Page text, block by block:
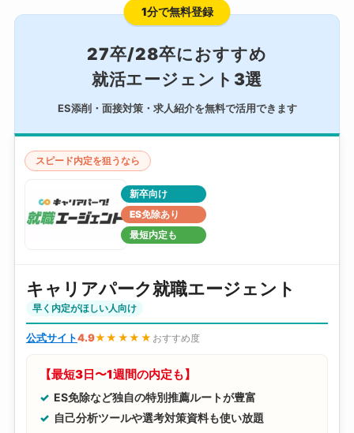
1分で無料登録
27卒/28卒におすすめ
就活エージェント3選
ES添削・面接対策・求人紹介を無料で活用できます
スピード内定を狙うなら
新卒向け
ES免除あり
最短内定も
キャリアパーク就職エージェント
早く内定がほしい人向け
公式サイト4.9★★★★★ おすすめ度
【最短3日〜1週間の内定も】
ES免除など独自の特別推薦ルートが豊富
自己分析ツールや選考対策資料も使い放題